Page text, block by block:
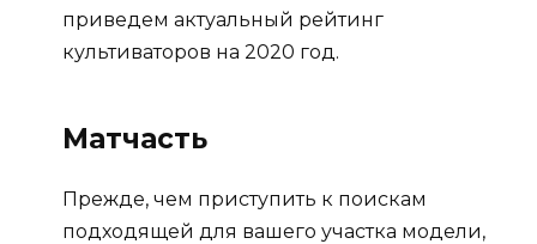
приведем актуальный рейтинг
культиваторов на 2020 год.
Матчасть
Прежде, чем приступить к поискам
подходящей для вашего участка модели,